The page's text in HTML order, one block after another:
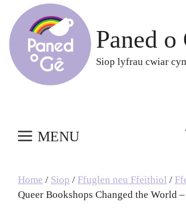
content
Paned o
Siop lyfrau cwiar
MENU
Home / Siop / Ffuglen neu Ffeithiol /
Queer Bookshops Changed the World